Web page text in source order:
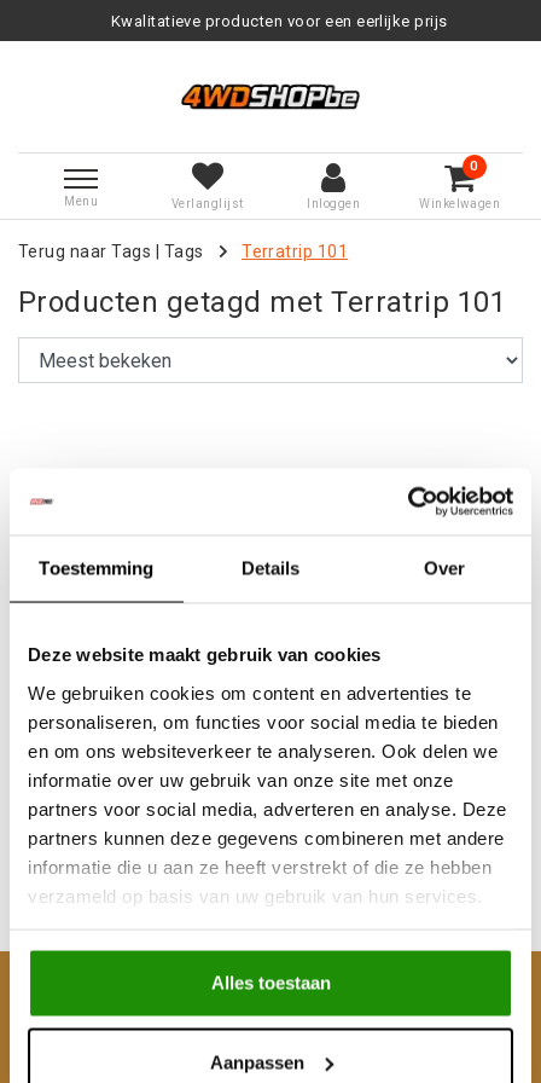
Toestemming Details Over
Deze website maakt gebruik van cookies
We gebruiken cookies om content en advertenties te
personaliseren, om functies voor social media te bieden
en om ons websiteverkeer te analyseren. Ook delen we
informatie over uw gebruik van onze site met onze
partners voor social media, adverteren en analyse. Deze
partners kunnen deze gegevens combineren met andere
informatie die u aan ze heeft verstrekt of die ze hebben
verzameld op basis van uw gebruik van hun services.
Alles toestaan
Aanpassen
Kwalitatieve producten voor een eerlijke prijs
Menu Verlanglijst Inloggen
0
Winkelwagen
Terug naar Tags Tags Terratrip 101
Producten getagd met Terratrip 101
TERRATRIP 101 PLUS
€181,82
Excl. btw
Incl. btw